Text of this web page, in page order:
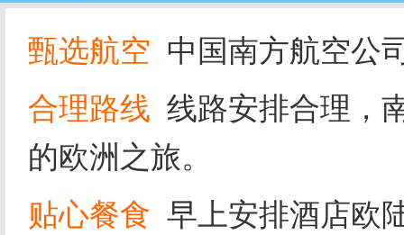
甄选航空 中国南方航空公
合理路线 线路安排合理，
的欧洲之旅。
贴心餐食 早上安排酒店欧